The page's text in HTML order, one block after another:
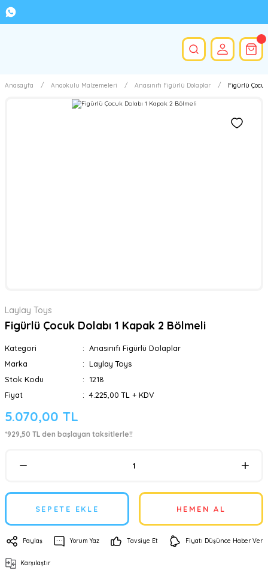
Anasayfa Anaokulu Malzemeleri Anasınıfı Figürlü Dolaplar Figürlü
Laylay Toys
Figürlü Çocuk Dolabı 1 Kapak 2 Bölmeli
Kategori
Anasınıfı Figürlü Dolaplar
Marka
Laylay Toys
Stok Kodu
1218
Fiyat
4.225,00 TL + KDV
5.070,00 TL
*929,50 TL den başlayan taksitlerle!!
SEPETE EKLE HEMEN AL
Paylaş Yorum Yaz Tavsiye Et Fiyatı Düşünce Haber Ver
Karşılaştır